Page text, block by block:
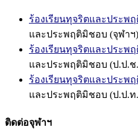
ร้องเรียนทุจริตและประพ
และประพฤติมิชอบ (จุฬาฯ)
ร้องเรียนทุจริตและประพ
และประพฤติมิชอบ (ป.ป.ช
ร้องเรียนทุจริตและประพ
และประพฤติมิชอบ (ป.ป.ท
ติดต่อจุฬาฯ